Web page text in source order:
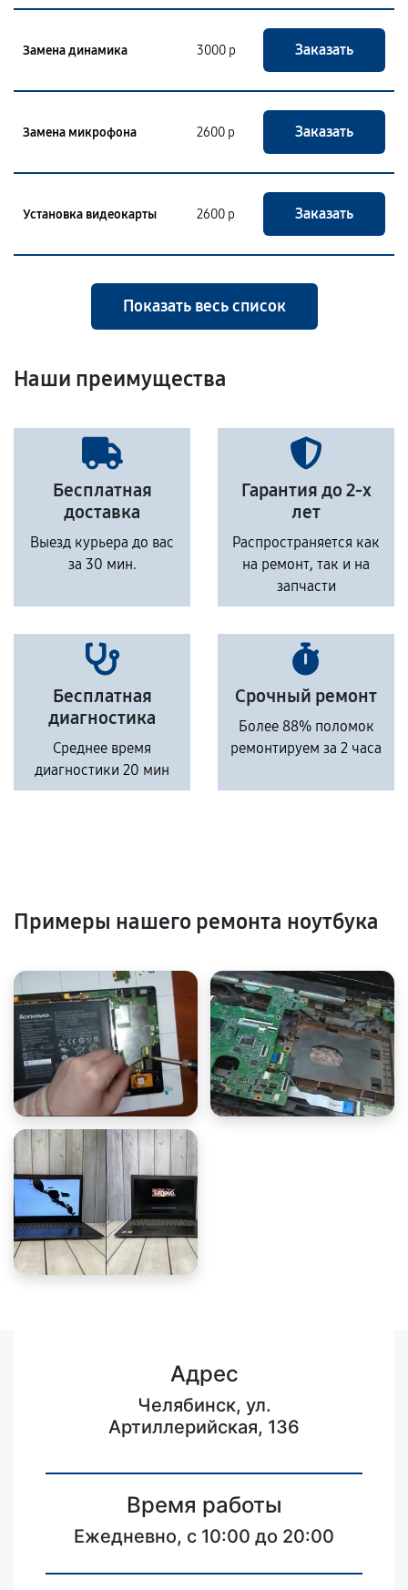
Замена динамика 3000 р Заказать
Замена микрофона 2600 р Заказать
Установка видеокарты 2600 р Заказать
Показать весь список
Наши преимущества
Бесплатная
доставка
Выезд курьера до вас
за 30 мин.
Гарантия до 2-х
лет
Распространяется как
на ремонт, так и на
запчасти
Бесплатная
диагностика
Среднее время
диагностики 20 мин
Срочный ремонт
Более 88% поломок
ремонтируем за 2 часа
Примеры нашего ремонта ноутбука
Адрес
Челябинск, ул.
Артиллерийская, 136
Время работы
Ежедневно, с 10:00 до 20:00